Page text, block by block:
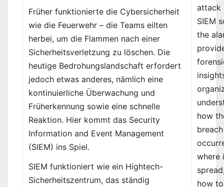
Früher funktionierte die Cybersicherheit
wie die Feuerwehr – die Teams eilten
herbei, um die Flammen nach einer
Sicherheitsverletzung zu löschen. Die
heutige Bedrohungslandschaft erfordert
jedoch etwas anderes, nämlich eine
kontinuierliche Überwachung und
Früherkennung sowie eine schnelle
Reaktion. Hier kommt das Security
Information and Event Management
(SIEM) ins Spiel.
SIEM funktioniert wie ein Hightech-
Sicherheitszentrum, das ständig
attack
SIEM
the
how
breach
where
how